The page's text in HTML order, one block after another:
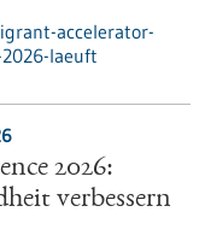
accelerator-
laeuft
2026:
verbessern